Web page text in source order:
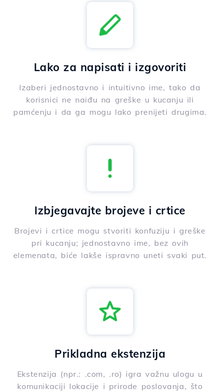
Lako za napisati i izgovoriti
Izaberi jednostavno i intuitivno ime, tako da
korisnici ne naiđu na greške u kucanju ili
pamćenju i da ga mogu lako prenijeti drugima.
Izbjegavajte brojeve i crtice
Brojevi i crtice mogu stvoriti konfuziju i greške
pri kucanju; jednostavno ime, bez ovih
elemenata, biće lakše ispravno uneti svaki put.
Prikladna ekstenzija
Ekstenzija (npr.: .com, .ro) igra važnu ulogu u
komunikaciji lokacije i prirode poslovanja, što